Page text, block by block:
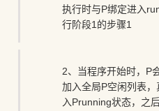
执行时与P绑定进入
行阶段1的步骤1
2、当程序开始时，P
加入全局P空闲列表
入Prunning状态，之